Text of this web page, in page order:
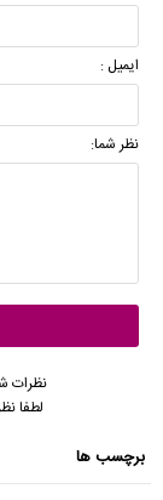
ایمیل :
نظر شما:
نظرات
لطفا
برچسب ها